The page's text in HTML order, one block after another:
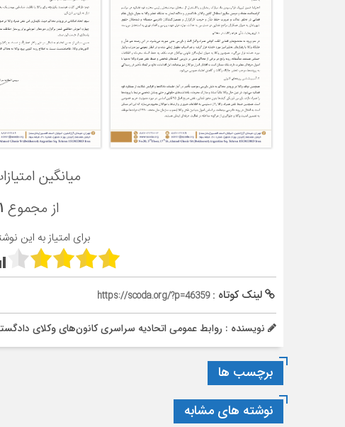
میانگین
از مجموع ۱
برای امتیاز به این
لینک کوتاه :https://scoda.org/?p=46359
نویسنده : روابط عمومی اتحادیه سراسری کانون‌های وکلای
برچسب ها
نوشته های مشابه